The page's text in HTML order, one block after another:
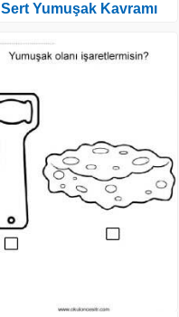
Sert Yumuşak Kavramı